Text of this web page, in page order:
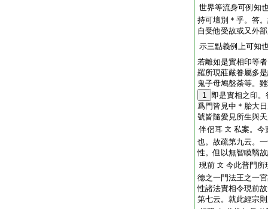
世界等流身可例知
持可壇別＊乎。答
自受他受故或又外
示三點義例上可知
若離如是實相印等
羅所現莊嚴眷屬多
鬼子母鳩盤荼等。
1 即是實相之印
爲門皆見中＊胎大
號皆隨愛見所生與
伴侶耳 文 私案。今
也。故疏第九云。
性。但以無智瞙翳
現前 文 今此普門所
徳之一門法王之一
性諸法實相令現前
第七云。就此經宗